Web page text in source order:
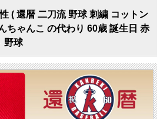
( 還暦 二刀流 野球 刺繍 コットン
ちゃんこ の代わり 60歳 誕生日 赤
野球